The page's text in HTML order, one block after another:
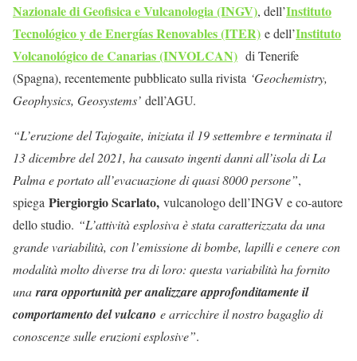
Nazionale di Geofisica e Vulcanologia (INGV), dell’Instituto
Tecnológico y de Energías Renovables (ITER) e dell’Instituto
Volcanológico de Canarias (INVOLCAN) di Tenerife
(Spagna), recentemente pubblicato sulla rivista ‘Geochemistry,
Geophysics, Geosystems’ dell’AGU.
“L’eruzione del Tajogaite, iniziata il 19 settembre e terminata il
13 dicembre del 2021, ha causato ingenti danni all’isola di La
Palma e portato all’evacuazione di quasi 8000 persone”,
spiega Piergiorgio Scarlato, vulcanologo dell’INGV e co-autore
dello studio. “L’attività esplosiva è stata caratterizzata da una
grande variabilità, con l’emissione di bombe, lapilli e cenere con
modalità molto diverse tra di loro: questa variabilità ha fornito
una rara opportunità per analizzare approfonditamente il
comportamento del vulcano e arricchire il nostro bagaglio di
conoscenze sulle eruzioni esplosive”.